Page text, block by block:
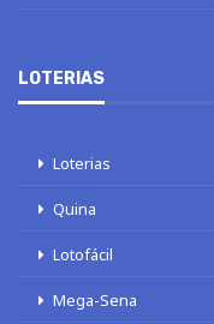
LOTERIAS
Loterias
Quina
Lotofácil
Mega-Sena